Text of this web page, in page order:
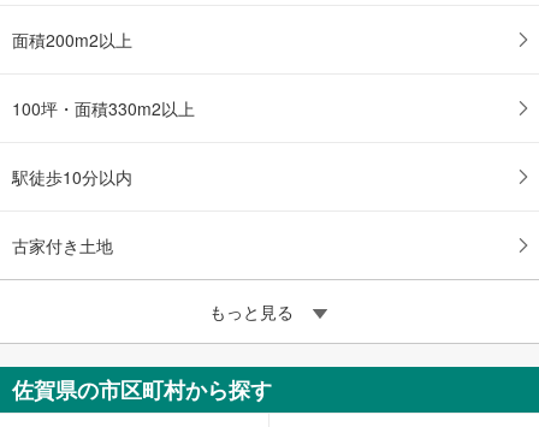
面積200m2以上
100坪・面積330m2以上
駅徒歩10分以内
古家付き土地
もっと見る
佐賀県の市区町村から探す